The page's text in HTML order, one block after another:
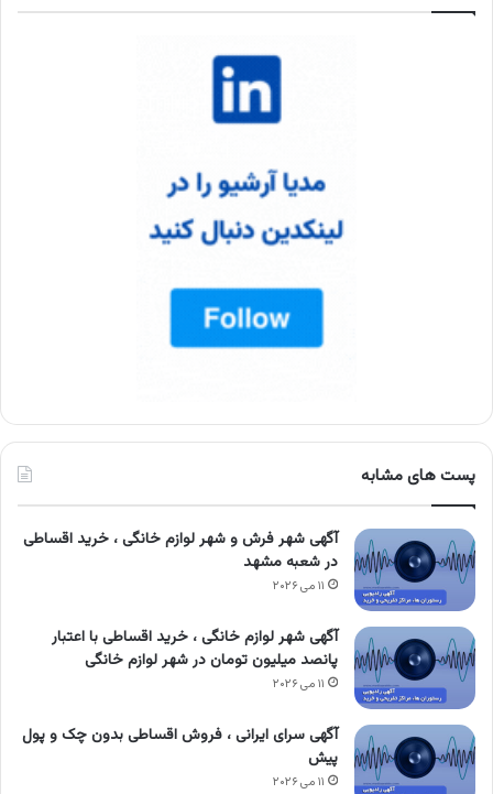
پست های مشابه
آگهی شهر فرش و شهر لوازم خانگی ، خرید اقساطی
در شعبه مشهد
۱۱ می ۲۰۲۶
آگهی شهر لوازم خانگی ، خرید اقساطی با اعتبار
پانصد میلیون تومان در شهر لوازم خانگی
۱۱ می ۲۰۲۶
آگهی سرای ایرانی ، فروش اقساطی بدون چک و پول
پیش
۱۱ می ۲۰۲۶